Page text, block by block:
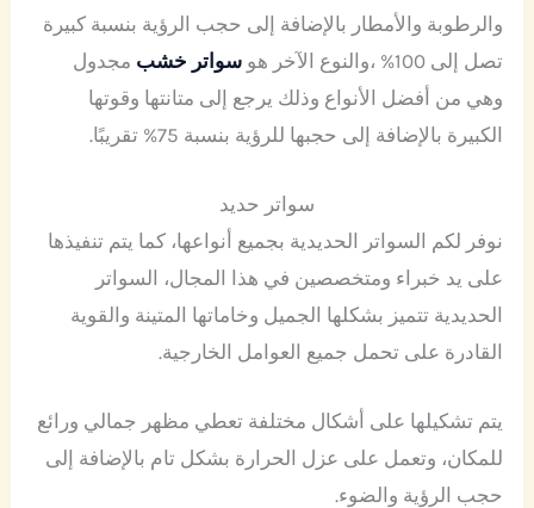
والرطوبة والأمطار بالإضافة إلى حجب الرؤية بنسبة كبيرة
تصل إلى 100% ،والنوع الآخر هو
سواتر خشب مجدول
وهي من أفضل الأنواع وذلك يرجع إلى متانتها وقوتها
الكبيرة بالإضافة إلى حجبها للرؤية بنسبة 75% تقريبًا.
سواتر حديد
نوفر لكم السواتر الحديدية بجميع أنواعها، كما يتم تنفيذها
على يد خبراء ومتخصصين في هذا المجال، السواتر
الحديدية تتميز بشكلها الجميل وخاماتها المتينة والقوية
القادرة على تحمل جميع العوامل الخارجية.
يتم تشكيلها على أشكال مختلفة تعطي مظهر جمالي ورائع
للمكان، وتعمل على عزل الحرارة بشكل تام بالإضافة إلى
حجب الرؤية والضوء.